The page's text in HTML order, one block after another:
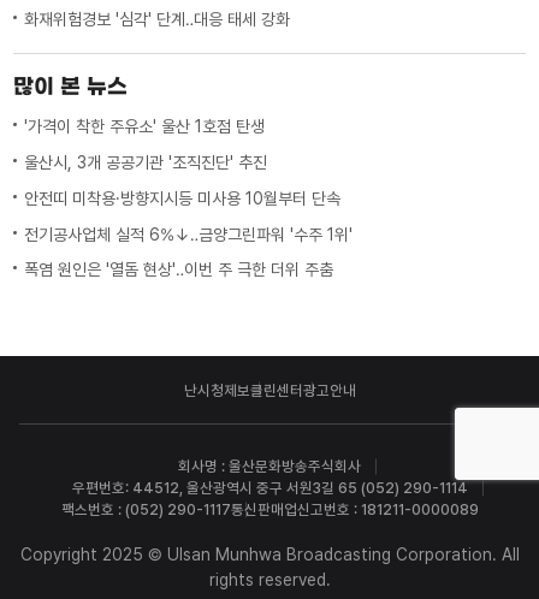
화재위험경보 '심각' 단계‥대응 태세 강화
많이 본 뉴스
'가격이 착한 주유소' 울산 1호점 탄생
울산시, 3개 공공기관 '조직진단' 추진
안전띠 미착용·방향지시등 미사용 10월부터 단속
전기공사업체 실적 6%↓‥금양그린파워 '수주 1위'
폭염 원인은 '열돔 현상'‥이번 주 극한 더위 주춤
난시청제보클린센터광고안내
회사명 : 울산문화방송주식회사
우편번호: 44512, 울산광역시 중구 서원3길 65 (052) 290-1114
팩스번호 : (052) 290-1117통신판매업신고번호 : 181211-0000089
Copyright 2025 © Ulsan Munhwa Broadcasting Corporation. All
rights reserved.